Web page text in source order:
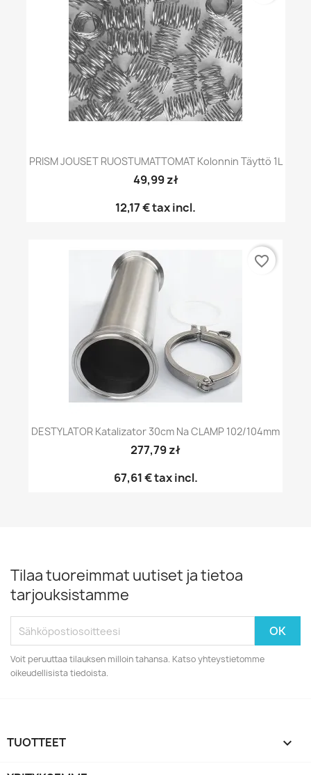
PRISM JOUSET RUOSTUMATTOMAT Kolonnin Täyttö 1L
49,99 zł
12,17 €tax incl.
DESTYLATOR Katalizator 30cm Na CLAMP 102/104mm
277,79 zł
67,61 €tax incl.
favorite_border
Tilaa tuoreimmat uutiset ja tietoa
tarjouksistamme
Voit peruuttaa tilauksen milloin tahansa. Katso yhteystietomme
oikeudellisista tiedoista.
TUOTTEET 